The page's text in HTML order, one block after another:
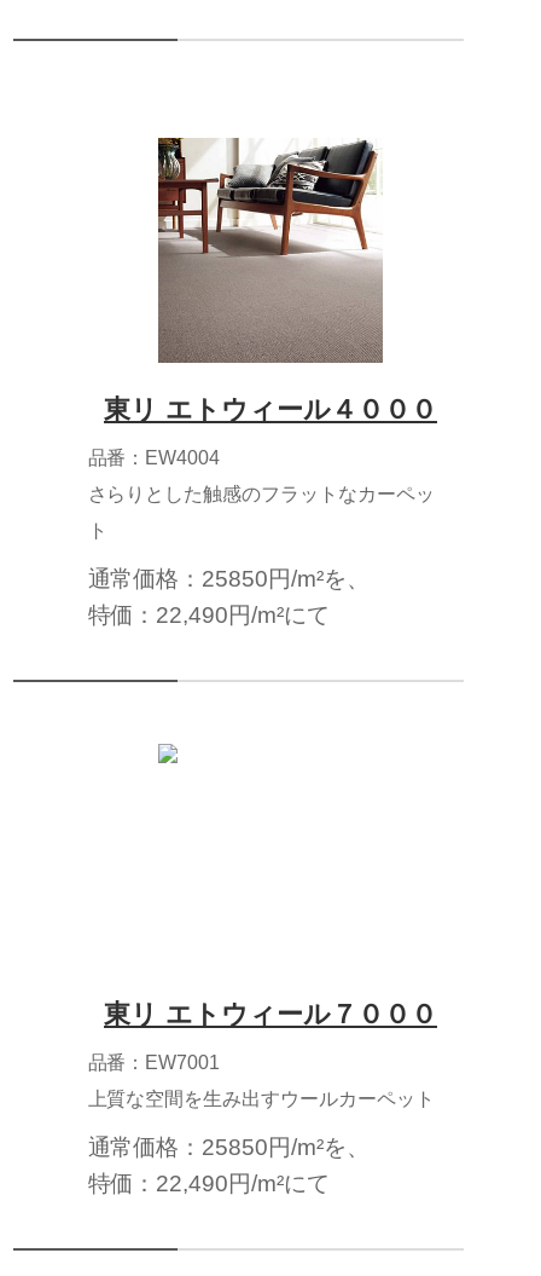
東リ エトウィール４０００
品番：EW4004
さらりとした触感のフラットなカーペッ
ト
通常価格：25850円/m²を、
特価：22,490円/m²にて
東リ エトウィール７０００
品番：EW7001
上質な空間を生み出すウールカーペット
通常価格：25850円/m²を、
特価：22,490円/m²にて